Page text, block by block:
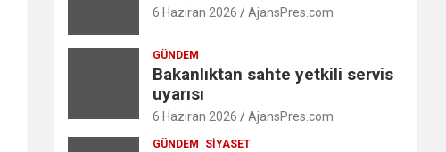
6 Haziran 2026 AjansPres.com
GÜNDEM
Bakanlıktan sahte yetkili servis
uyarısı
6 Haziran 2026 AjansPres.com
GÜNDEM SIYASET